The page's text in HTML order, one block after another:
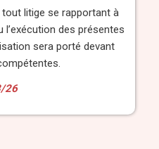
tout litige se rapportant à
l’exécution des présentes
sera porté devant
26